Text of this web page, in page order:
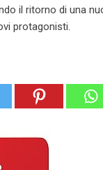
il ritorno di una
protagonisti.